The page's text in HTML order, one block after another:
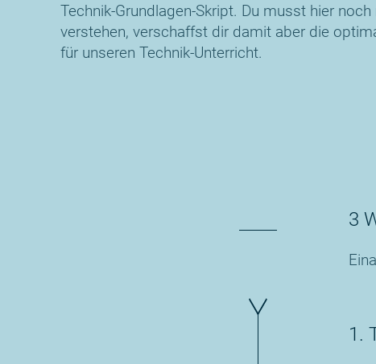
Technik-Grundlagen-Skript. Du musst hier
verstehen, verschaffst dir damit aber die
für unseren Technik-Unterricht.
3
1.